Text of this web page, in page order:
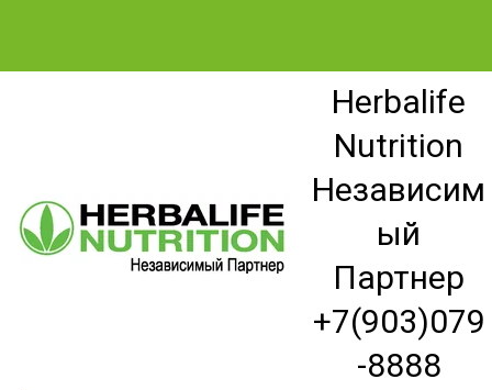
Herbalife
Nutrition
Независим
ый
Партнер
+7(903)079
-8888